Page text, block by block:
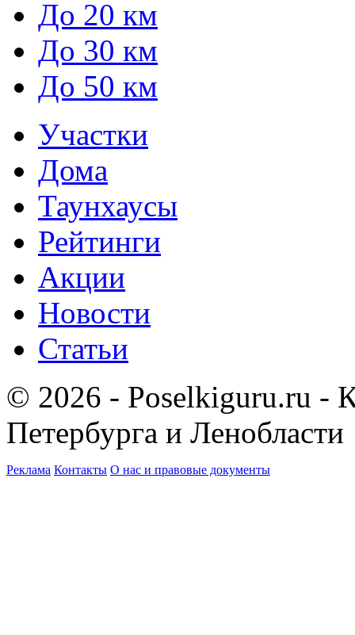
До 20 км
До 30 км
До 50 км
Участки
Дома
Таунхаусы
Рейтинги
Акции
Новости
Статьи
© 2026 - Poselkiguru.ru -
Петербурга и Ленобласти
Реклама Контакты О нас и правовые документы